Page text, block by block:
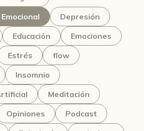
Depresión
Educación
Emociones
Estrés
flow
Insomnio
Meditación
Opiniones
Podcast